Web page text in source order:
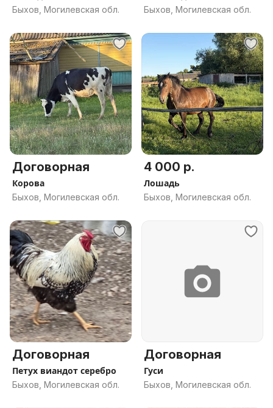
Быхов, Могилевская обл. Быхов, Могилевская обл.
Договорная
Корова
Быхов, Могилевская обл.
4 000 р.
Лошадь
Быхов, Могилевская обл.
Договорная
Петух виандот серебро
Быхов, Могилевская обл.
Договорная
Гуси
Быхов, Могилевская обл.